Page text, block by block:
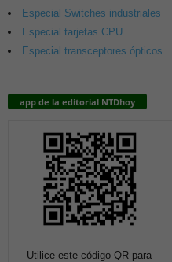
Especial Switches industriales
Especial tarjetas CPU
Especial transceptores ópticos
app de la editorial NTDhoy
Utilice este código QR para